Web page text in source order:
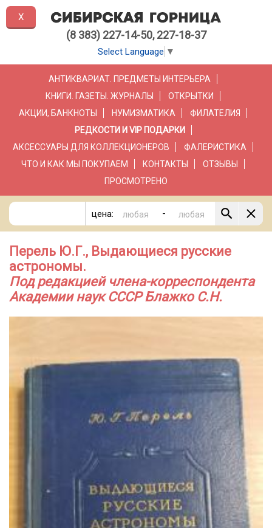
(8 383) 227-14-50, 227-18-37
Select Language ▼
АНТИКВАРИАТ. ПРЕДМЕТЫ ИНТЕРЬЕРА
КНИГИ. ГАЗЕТЫ. ЖУРНАЛЫ
ОТКРЫТКИ
АКЦИИ, БАНКНОТЫ
НУМИЗМАТИКА
ФИЛАТЕЛИЯ
РЕДКОСТИ И VIP ПОДАРКИ
АКСЕССУАРЫ ДЛЯ КОЛЛЕКЦИОНЕРОВ
ФАЛЕРИСТИКА
ЧТО И КАК МЫ ПОКУПАЕМ
КОНТАКТЫ
ОТЗЫВЫ
ПРОСМОТРЕНО
цена: -
Перель Ю.Г., Выдающиеся русские
астрономы.
Под редакцией члена-корреспондента
Академии наук СССР Блажко С.Н.
X